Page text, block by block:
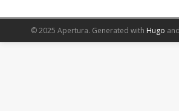
© 2025 Apertura. Generated with Hugo and